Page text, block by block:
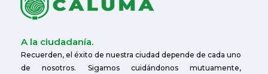
A la ciudadanía.
Recuerden, el éxito de nuestra ciudad depende de cada uno
de nosotros. Sigamos cuidándonos mutuamente,